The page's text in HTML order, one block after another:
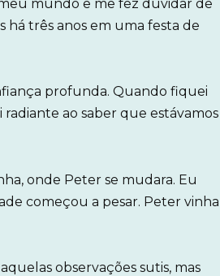
mundo e me fez duvidar de
três anos em uma festa de
profunda. Quando fiquei
ao saber que estávamos
onde Peter se mudara. Eu
começou a pesar. Peter vinha
observações sutis, mas